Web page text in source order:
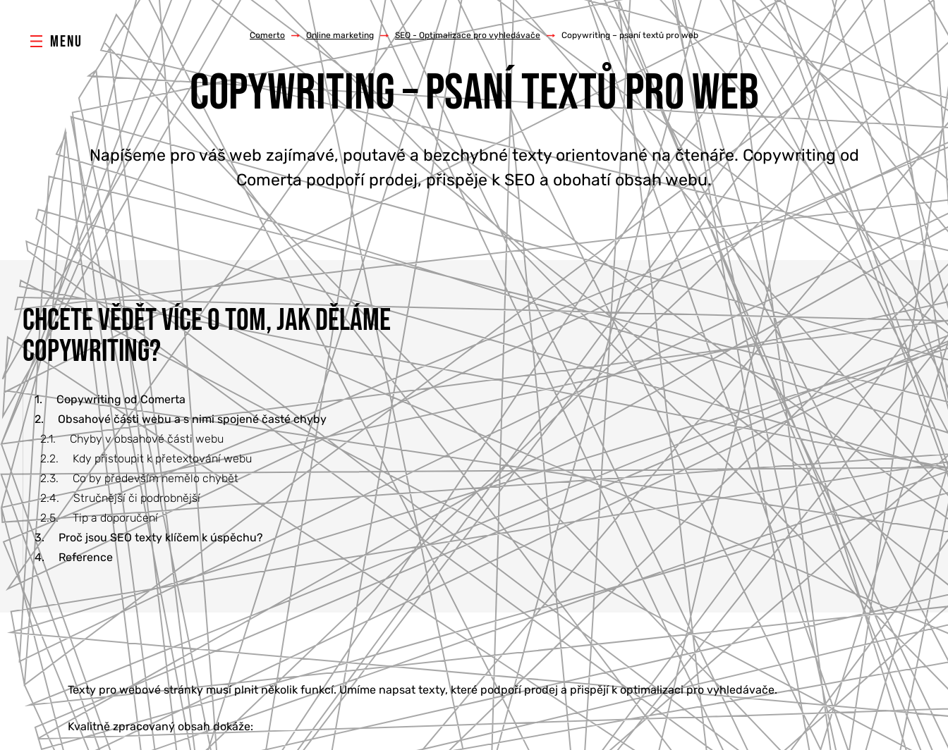
MENU Comerto / Online marketing / SEO - Optimalizace pro vyhledávače / Copywriting – psaní textů pro web
COPYWRITING – PSANÍ TEXTŮ PRO WEB
Napíšeme pro váš web zajímavé, poutavé a bezchybné texty orientované na čtenáře. Copywriting od
Comerta podpoří prodej, přispěje k SEO a obohatí obsah webu.
CHCETE VĚDĚT VÍCE O TOM, JAK DĚLÁME
COPYWRITING?
1.
Copywriting od Comerta
2.
Obsahové části webu a s nimi spojené časté chyby
2.1.
Chyby v obsahové části webu
2.2.
Kdy přistoupit k přetextování webu
2.3.
Co by především nemělo chybět
2.4.
Stručnější či podrobnější
2.5.
Tip a doporučení
3.
Proč jsou SEO texty klíčem k úspěchu?
4.
Reference
Texty pro webové stránky musí plnit několik funkcí. Umíme napsat texty, které podpoří prodej a přispějí k optimalizaci pro vyhledávače.
Kvalitně zpracovaný obsah dokáže: